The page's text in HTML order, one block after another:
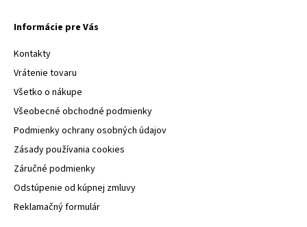
Informácie pre Vás
Kontakty
Vrátenie tovaru
Všetko o nákupe
Všeobecné obchodné podmienky
Podmienky ochrany osobných údajov
Zásady používania cookies
Záručné podmienky
Odstúpenie od kúpnej zmluvy
Reklamačný formulár